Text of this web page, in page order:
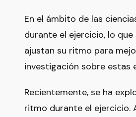
En el ámbito de las
durante el ejercicio, lo
ajustan su ritmo para
investigación sobre estas
Recientemente, se ha
ritmo durante el ejercicio.